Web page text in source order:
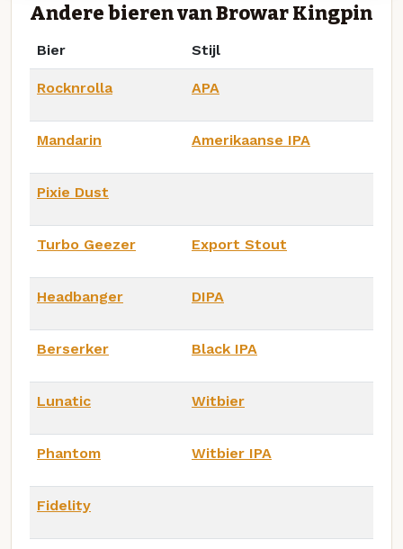
Andere bieren van Browar Kingpin
Bier Stijl
Rocknrolla APA
Mandarin Amerikaanse IPA
Pixie Dust
Turbo Geezer Export Stout
Headbanger DIPA
Berserker Black IPA
Lunatic Witbier
Phantom Witbier IPA
Fidelity